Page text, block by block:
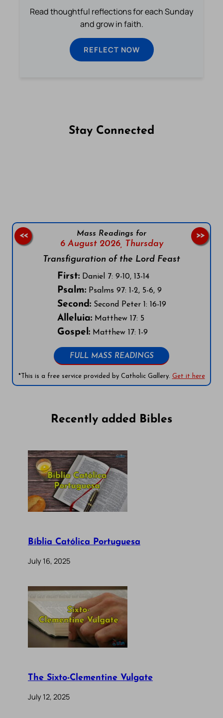
Read thoughtful reflections for each Sunday
and grow in faith.
REFLECT NOW
Stay Connected
Mass Readings for
6 August 2026, Thursday
Transfiguration of the Lord Feast
First:Daniel 7: 9-10, 13-14
Psalm:Psalms 97: 1-2, 5-6, 9
Second:Second Peter 1: 16-19
Alleluia:Matthew 17: 5
Gospel:Matthew 17: 1-9
FULL MASS READINGS
*This is a free service provided by Catholic Gallery. Get it here
<< >>
Recently added Bibles
Bíblia Católica Portuguesa
July 16, 2025
The Sixto-Clementine Vulgate
July 12, 2025